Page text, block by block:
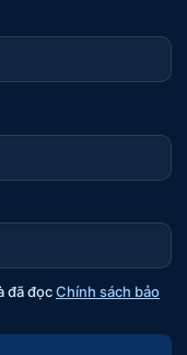
đã đọcChính sách bảo